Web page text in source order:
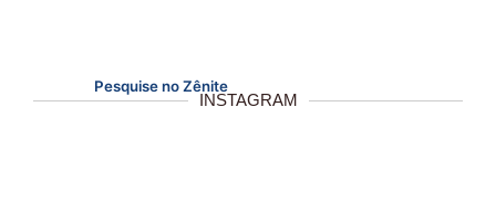
Pesquise no Zênite
INSTAGRAM